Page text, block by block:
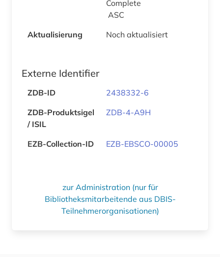
Complete
ASC
Aktualisierung
Noch aktualisiert
Externe Identifier
ZDB-ID
2438332-6
ZDB-Produktsigel
/ ISIL
ZDB-4-A9H
EZB-Collection-ID EZB-EBSCO-00005
zur Administration (nur für
Bibliotheksmitarbeitende aus DBIS-
Teilnehmerorganisationen)